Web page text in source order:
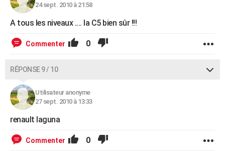
24 sept. 2010 à 21:58
A tous les niveaux .... la C5 bien sûr !!!
Commenter 0
RÉPONSE 9 / 10
Utilisateur anonyme
27 sept. 2010 à 13:33
renault laguna
Commenter 0